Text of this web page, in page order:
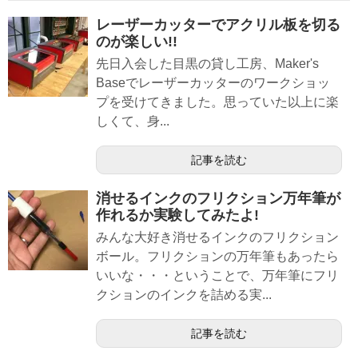
レーザーカッターでアクリル板を切る
のが楽しい!!
先日入会した目黒の貸し工房、Maker's
Baseでレーザーカッターのワークショッ
プを受けてきました。思っていた以上に楽
しくて、身...
記事を読む
消せるインクのフリクション万年筆が
作れるか実験してみたよ!
みんな大好き消せるインクのフリクション
ボール。フリクションの万年筆もあったら
いいな・・・ということで、万年筆にフリ
クションのインクを詰める実...
記事を読む